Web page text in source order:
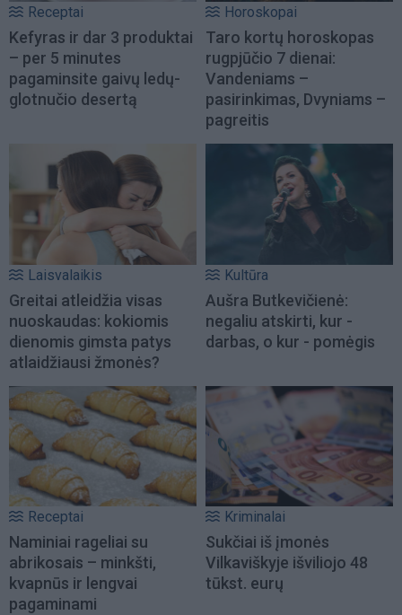
Receptai
Kefyras ir dar 3 produktai
– per 5 minutes
pagaminsite gaivų ledų-
glotnučio desertą
Horoskopai
Taro kortų horoskopas
rugpjūčio 7 dienai:
Vandeniams –
pasirinkimas, Dvyniams –
pagreitis
Laisvalaikis
Greitai atleidžia visas
nuoskaudas: kokiomis
dienomis gimsta patys
atlaidžiausi žmonės?
Kultūra
Aušra Butkevičienė:
negaliu atskirti, kur -
darbas, o kur - pomėgis
Receptai
Naminiai rageliai su
abrikosais – minkšti,
kvapnūs ir lengvai
pagaminami
Kriminalai
Sukčiai iš įmonės
Vilkaviškyje išviliojo 48
tūkst. eurų